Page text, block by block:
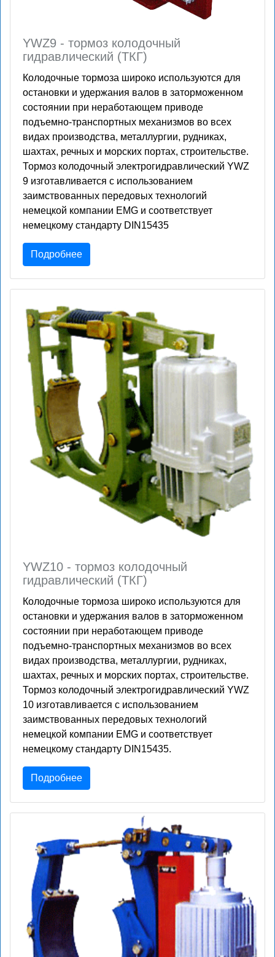
YWZ9 - тормоз колодочный
гидравлический (ТКГ)
Колодочные тормоза широко используются для
остановки и удержания валов в заторможенном
состоянии при неработающем приводе
подъемно-транспортных механизмов во всех
видах производства, металлургии, рудниках,
шахтах, речных и морских портах, строительстве.
Тормоз колодочный электрогидравлический YWZ
9 изготавливается с использованием
заимствованных передовых технологий
немецкой компании EMG и соответствует
немецкому стандарту DIN15435
Подробнее
YWZ10 - тормоз колодочный
гидравлический (ТКГ)
Колодочные тормоза широко используются для
остановки и удержания валов в заторможенном
состоянии при неработающем приводе
подъемно-транспортных механизмов во всех
видах производства, металлургии, рудниках,
шахтах, речных и морских портах, строительстве.
Тормоз колодочный электрогидравлический YWZ
10 изготавливается с использованием
заимствованных передовых технологий
немецкой компании EMG и соответствует
немецкому стандарту DIN15435.
Подробнее